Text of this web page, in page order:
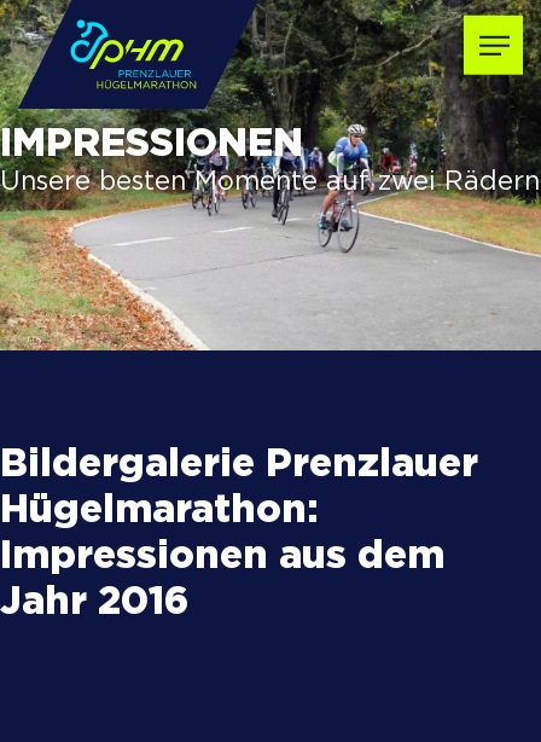
IMPRESSIONEN
Unsere besten Momente auf zwei Rädern
Bildergalerie Prenzlauer
Hügelmarathon:
Impressionen aus dem
Jahr 2016